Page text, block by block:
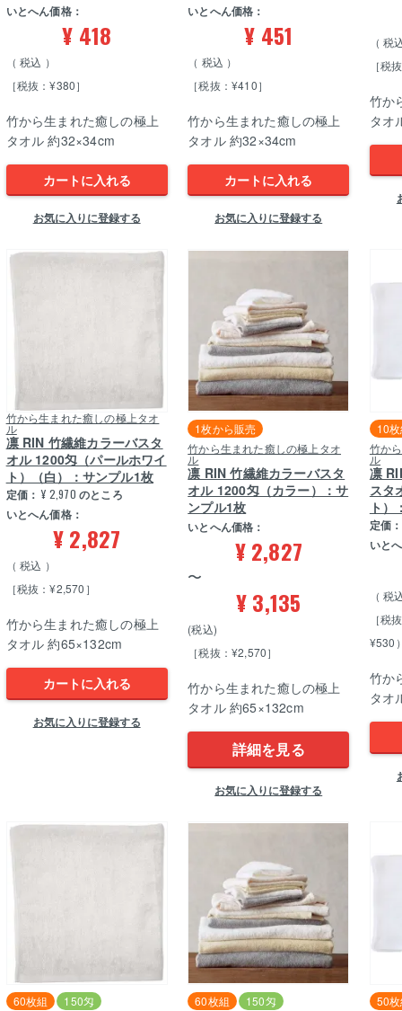
いとへん価格：
¥ 418
税込
［税抜：¥380］
竹から生まれた癒しの極上
タオル 約32×34cm
カートに入れる
お気に入りに登録する
いとへん価格：
¥ 451
税込
［税抜：¥410］
竹から生まれた癒しの極上
タオル 約32×34cm
カートに入れる
お気に入りに登録する
税
［税
竹か
タオ
竹から生まれた癒しの極上タオ
ル
凛 RIN 竹繊維カラーバスタ
オル 1200匁（パールホワイ
ト）（白）：サンプル1枚
定価： ¥ 2,970 のところ
いとへん価格：
¥2,827
税込
［税抜：¥2,570］
竹から生まれた癒しの極上
タオル 約65×132cm
カートに入れる
お気に入りに登録する
1枚から販売
竹から生まれた癒しの極上タオ
ル
凛 RIN 竹繊維カラーバスタ
オル 1200匁（カラー）：サ
ンプル1枚
いとへん価格：
¥ 2,827
〜
¥3,135
税込
［税抜：¥2,570］
竹から生まれた癒しの極上
タオル 約65×132cm
詳細を見る
お気に入りに登録する
10
竹か
ル
凛
スタ
ト）
定価：
いと
税
［税
¥530
竹か
タオ
60枚組
150匁
60枚組
150匁
50